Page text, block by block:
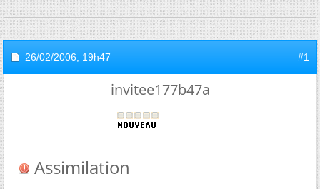
26/02/2006, 19h47 #1
invitee177b47a
Assimilation